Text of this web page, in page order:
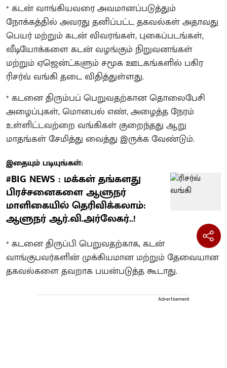
* கடன் வாங்கியவரை அவமானப்படுத்தும்
நோக்கத்தில் அவரது தனிப்பட்ட தகவல்கள் அதாவது
பெயர் மற்றும் கடன் விவரங்கள், புகைப்படங்கள்,
வீடியோக்களை கடன் வழங்கும் நிறுவனங்கள்
மற்றும் ஏஜென்ட்களும் சமூக ஊடகங்களில் பகிர
ரிசர்வ் வங்கி தடை விதித்துள்ளது.
* கடனை திரும்பப் பெறுவதற்கான தொலைபேசி
அழைப்புகள், மொபைல் எண், அழைத்த நேரம்
உள்ளிட்டவற்றை வங்கிகள் குறைந்தது ஆறு
மாதங்கள் சேமித்து வைத்து இருக்க வேண்டும்.
இதையும் படியுங்கள்:
#BIG NEWS : மக்கள் தங்களது
பிரச்சனைகளை ஆளுநர்
மாளிகையில் தெரிவிக்கலாம்:
ஆளுநர் ஆர்.வி.அர்லேகர்..!
* கடனை திருப்பி பெறுவதற்காக, கடன்
வாங்குபவர்களின் முக்கியமான மற்றும் தேவையான
தகவல்களை தவறாக பயன்படுத்த கூடாது.
Advertisement